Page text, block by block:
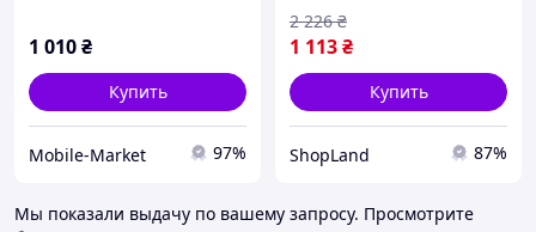
1 010₴
Купить
Mobile-Market 97%
1 113₴
2 226 ₴
Купить
ShopLand 87%
Мы показали выдачу по вашему запросу. Просмотрите